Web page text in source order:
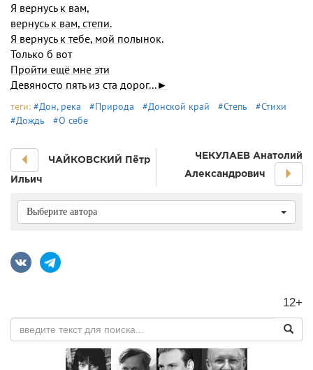
Я вернусь к вам,
вернусь к вам, степи.
Я вернусь к тебе, мой полынок.
Только б вот
Пройти ещё мне эти
Девяносто пять из ста дорог...►
теги: #Дон, река #Природа #Донской край #Степь
#Стихи
#Дождь
#О себе
ЧАЙКОВСКИЙ Пётр
Ильич
ЧЕКУЛАЕВ Анатолий
Александрович
Выберите автора
12+